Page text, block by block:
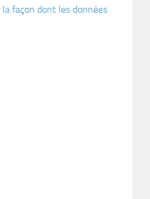
la façon dont les données